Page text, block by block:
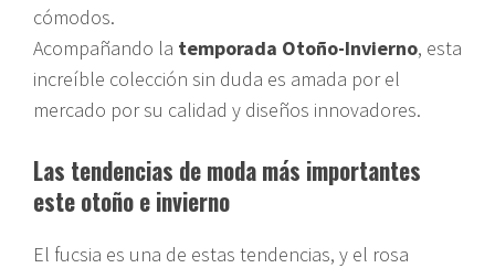
cómodos.
Acompañando la temporada Otoño-Invierno, esta
increíble colección sin duda es amada por el
mercado por su calidad y diseños innovadores.
Las tendencias de moda más importantes
este otoño e invierno
El fucsia es una de estas tendencias, y el rosa